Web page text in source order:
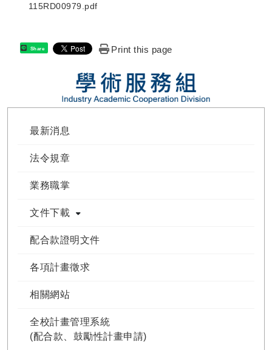
115RD00979.pdf
Share Print this page
最新消息
法令規章
業務職掌
文件下載
配合款證明文件
各項計畫徵求
相關網站
全校計畫管理系統
(配合款、鼓勵性計畫申請)